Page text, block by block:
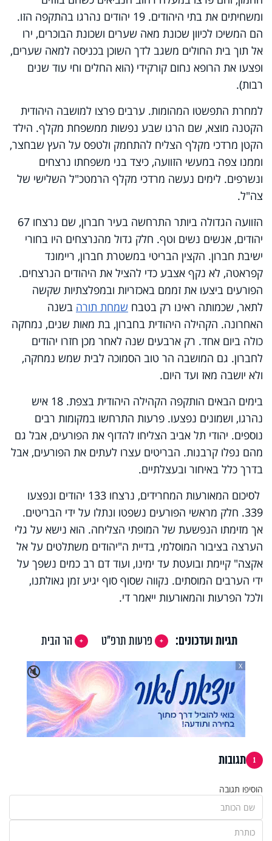
ומשחיתים את בתי היהודים. 19 יהודים נהרגו בהתקפה הזו.
הם המשיכו לכיוון שכונת מאה שערים ושכונת הבוכרים, ירו
אל תוך בית החולים משגב לדך השוכן בכניסה למאה שערים,
ופצעו את הרופא נחום קורקידי (הוא החלים וחי עוד שנים
רבות).
למחרת התפשטו המהומות. ערבים פרצו למושבה היהודית
הקטנה מוצא, שם הרגו שבע נפשות ממשפחת מקלף. הילד
הקטן מרדכי מקלף הצליח להתחמק ולטפס על העץ שבחצר,
וממנו צפה במעשי הזוועה, כיצד בני משפחתו נרצחים
ונשרפים. לימים נעשה מרדכי מקלף הרמטכ"ל השלישי של
צה"ל.
הזוועה הגדולה ביותר התרחשה בעיר חברון, שם נרצחו 67
יהודים, אנשים נשים וטף. חלק גדול מהנרצחים היו בחורי
ישיבת חברון. הקצין הבריטי במשטרת חברון, ריימונד
קפראטה, לא נקף אצבע כדי להציל את היהודים הנרצחים.
הפורעים ביצעו את זממם באכזריות ובמפלצתיות שקשה
לתאר, שכמותה ראינו רק בטבח שמחת תורה בשנה
האחרונה. הקהילה היהודית בחברון, בת מאות שנים, נמחקה
כולה ביום אחד. רק ארבעים שנה לאחר מכן חזרו יהודים
לחברון. גם המושבה הר טוב הסמוכה לבית שמש נמחקה,
ולא יושבה מאז ועד היום.
בימים הבאים הותקפה הקהילה היהודית בצפת. 18 איש
נהרגו, ושמונים נפצעו. פרעות התרחשו במקומות רבים
נוספים. יהודי תל אביב הצליחו להדוף את הפורעים, אבל גם
מהם נפלו קרבנות. הבריטים עצרו לעתים את הפורעים, אבל
בדרך כלל באיחור ובעצלתיים.
לסיכום המאורעות המחרידים, נרצחו 133 יהודים ונפצעו
339. חלק מראשי הפורעים נשפטו ונתלו על ידי הבריטים.
אך מזימתו הנפשעת של המופתי הצליחה. הוא נישא על גלי
הערצה בציבור המוסלמי, בדיית ה"יהודים משתלטים על אל
אקצה" קיימת ובועטת עד ימינו, ועוד דם רב כמים נשפך על
ידי הערבים המוסתים. נקווה שסוף סוף יגיע זמן גאולתנו,
ולכל הפרעות והמאורעות ייאמר די.
תגיות ועדכונים: פרעות תרפ"ט
הר הבית
🔇
X
1 תגובות
הוסיפו תגובה